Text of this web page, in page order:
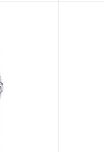
В